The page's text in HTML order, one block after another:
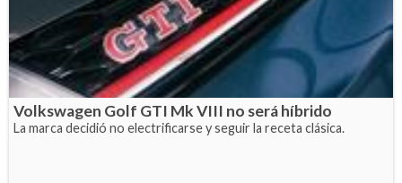
Volkswagen Golf GTI Mk VIII no será híbrido
La marca decidió no electrificarse y seguir la receta clásica.